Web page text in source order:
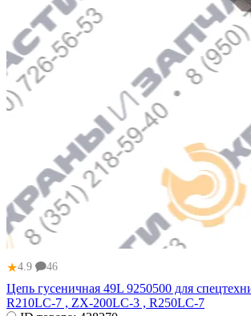
★4.9 46
Цепь гусеничная 49L 9250500 для
R210LC-7 , ZX-200LC-3 , R250LC-7